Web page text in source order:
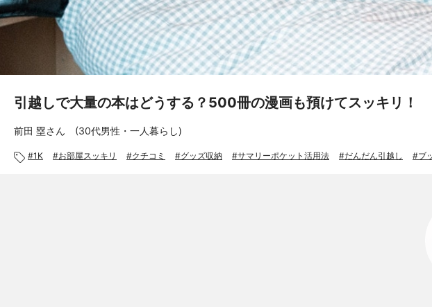
引越しで大量の本はどうする？500冊の漫画も預けてスッキリ！
前田 塁さん (30代男性・一人暮らし)
1K お部屋スッキリ クチコミ グッズ収納 サマリーポケット活用法 だんだん引越し ブ